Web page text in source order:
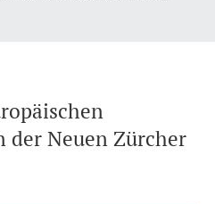
der Neuen Zürcher